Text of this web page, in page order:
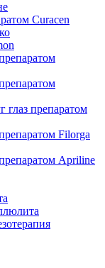
Curacen
глаз препаратом
Filorga
Apriline